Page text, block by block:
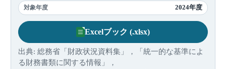
対象年度 2024年度
Excelブック (.xlsx)
出典: 総務省「財政状況資料集」，「統一的な基準によ
る財務書類に関する情報」，